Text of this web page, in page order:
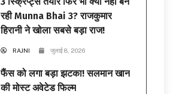
रही Munna Bhai 3? राजकुमार
हिरानी ने खोला सबसे बड़ा राज!
RAJNI जुलाई 8, 2026
फैंस को लगा बड़ा झटका! सलमान खान
की मोस्ट अवेटेड फिल्म